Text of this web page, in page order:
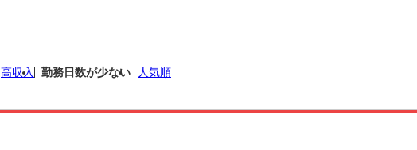
高収入 勤務日数が少ない 人気順